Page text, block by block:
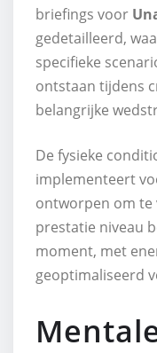
briefings voor
gedetailleerd,
specifieke
ontstaan tijdens
belangrijke
De fysieke
implementeert
ontworpen om te
prestatie niveau
moment, met
geoptimaliseerd